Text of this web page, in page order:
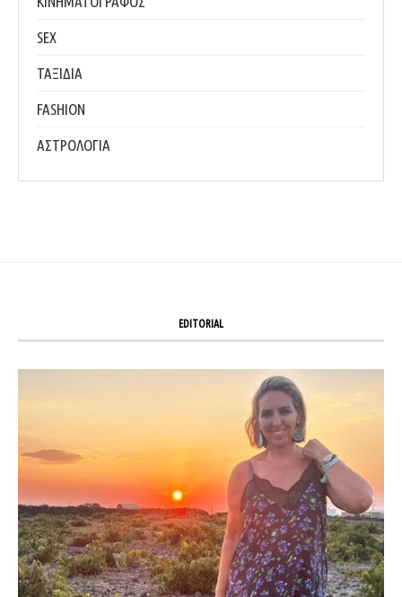
SEX
ΤΑΞΙΔΙΑ
FASHION
ΑΣΤΡΟΛΟΓΙΑ
EDITORIAL